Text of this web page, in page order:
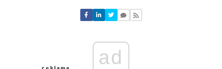
Nie znaleziono komentarzy
Zostaw swoje komentarze
Anuluj
ad